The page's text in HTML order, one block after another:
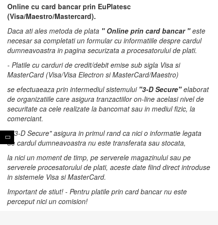
Online cu card bancar prin EuPlatesc
(Visa/Maestro/Mastercard).
Daca ati ales metoda de plata " Online prin card bancar "este
necesar sa completati un formular cu informatiile despre cardul
dumneavoastra in pagina securizata a procesatorului de plati.
- Platile cu carduri de credit/debit emise sub sigla Visa si
MasterCard (Visa/Visa Electron si MasterCard/Maestro)
se efectuaeaza prin intermediul sistemului "3-D Secure"elaborat
de organizatiile care asigura tranzactiilor on-line acelasi nivel de
securitate ca cele realizate la bancomat sau in mediul fizic, la
comerciant.
- "3-D Secure" asigura in primul rand ca nici o informatie legata
de cardul dumneavoastra nu este transferata sau stocata,
la nici un moment de timp, pe serverele magazinului sau pe
serverele procesatorului de plati, aceste date fiind direct introduse
in sistemele Visa si MasterCard.
Important de stiut! - Pentru platile prin card bancar nu este
perceput nici un comision!